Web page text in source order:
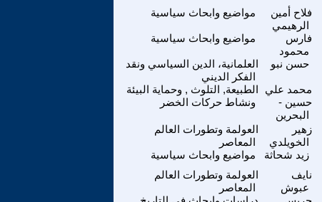
مواضيع وابحاث سياسية
فلاح أمين
الرهيمي
مواضيع وابحاث سياسية
فارس
محمود
العلمانية، الدين السياسي ونقد
الفكر الديني
حسن نبو
الطبيعة, التلوث , وحماية البيئة
ونشاط حركات الخضر
محمد علي
حسين -
البحرين
العولمة وتطورات العالم
المعاصر
زهير
الخويلدي
مواضيع وابحاث سياسية زيد شحاثة
العولمة وتطورات العالم
المعاصر
نايف
عبوش